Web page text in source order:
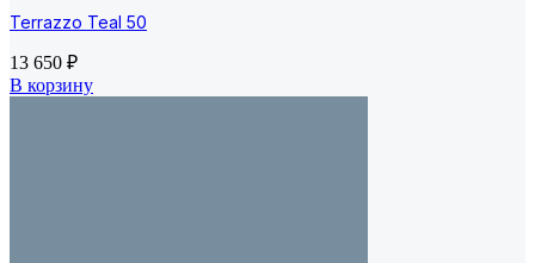
Terrazzo Teal 50
13 650 ₽
В корзину